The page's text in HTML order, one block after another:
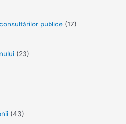
publice (17)
(23)
(43)